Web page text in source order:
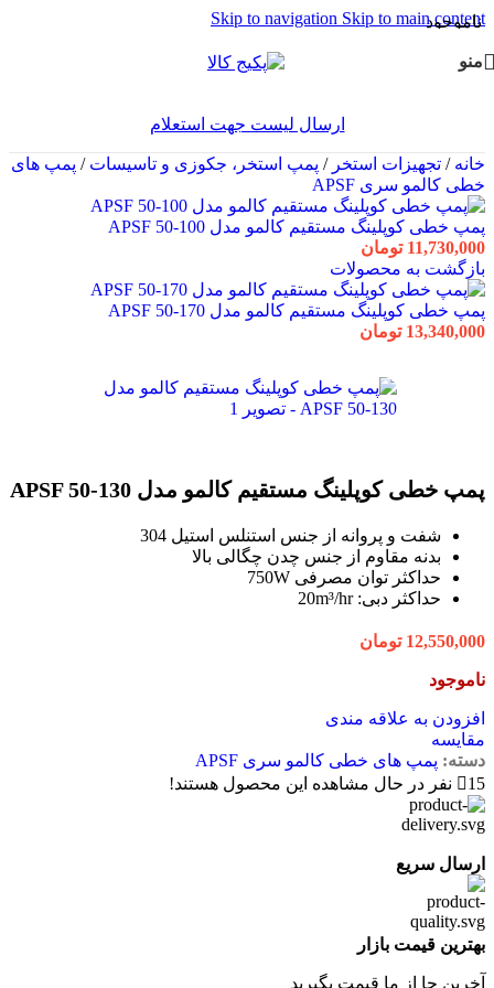
Skip to navigation Skip to main content
منو
ارسال لیست جهت استعلام
خانه/ تجهیزات استخر/ پمپ استخر، جکوزی و تاسیسات/ پمپ های
خطی کالمو سری APSF
پمپ خطی کوپلینگ مستقیم کالمو مدل APSF 50-100
11,730,000 تومان
بازگشت به محصولات
پمپ خطی کوپلینگ مستقیم کالمو مدل APSF 50-170
13,340,000 تومان
ناموجود
پمپ خطی کوپلینگ مستقیم کالمو مدل APSF 50-130
شفت و پروانه از جنس استنلس استیل 304
بدنه مقاوم از جنس چدن چگالی بالا
حداکثر توان مصرفی 750W
حداکثر دبی: 20m³/hr
12,550,000 تومان
ناموجود
افزودن به علاقه مندی
مقایسه
دسته: پمپ های خطی کالمو سری APSF
15
نفر در حال مشاهده این محصول هستند!
ارسال سریع
بهترین قیمت بازار
آخرین جا از ما قیمت بگیرید